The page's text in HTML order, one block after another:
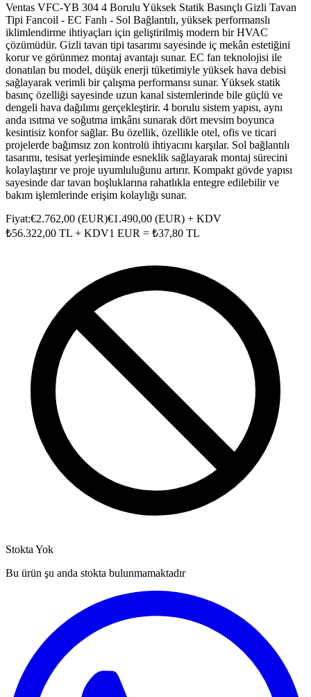
Ventas VFC-YB 304 4 Borulu Yüksek Statik Basınçlı Gizli Tavan
Tipi Fancoil - EC Fanlı - Sol Bağlantılı, yüksek performanslı
iklimlendirme ihtiyaçları için geliştirilmiş modern bir HVAC
çözümüdür. Gizli tavan tipi tasarımı sayesinde iç mekân estetiğini
korur ve görünmez montaj avantajı sunar. EC fan teknolojisi ile
donatılan bu model, düşük enerji tüketimiyle yüksek hava debisi
sağlayarak verimli bir çalışma performansı sunar. Yüksek statik
basınç özelliği sayesinde uzun kanal sistemlerinde bile güçlü ve
dengeli hava dağılımı gerçekleştirir. 4 borulu sistem yapısı, aynı
anda ısıtma ve soğutma imkânı sunarak dört mevsim boyunca
kesintisiz konfor sağlar. Bu özellik, özellikle otel, ofis ve ticari
projelerde bağımsız zon kontrolü ihtiyacını karşılar. Sol bağlantılı
tasarımı, tesisat yerleşiminde esneklik sağlayarak montaj sürecini
kolaylaştırır ve proje uyumluluğunu artırır. Kompakt gövde yapısı
sayesinde dar tavan boşluklarına rahatlıkla entegre edilebilir ve
bakım işlemlerinde erişim kolaylığı sunar.
Fiyat:€2.762,00 (EUR)€1.490,00 (EUR) + KDV
₺56.322,00 TL + KDV1 EUR = ₺37,80 TL
Stokta Yok
Bu ürün şu anda stokta bulunmamaktadır